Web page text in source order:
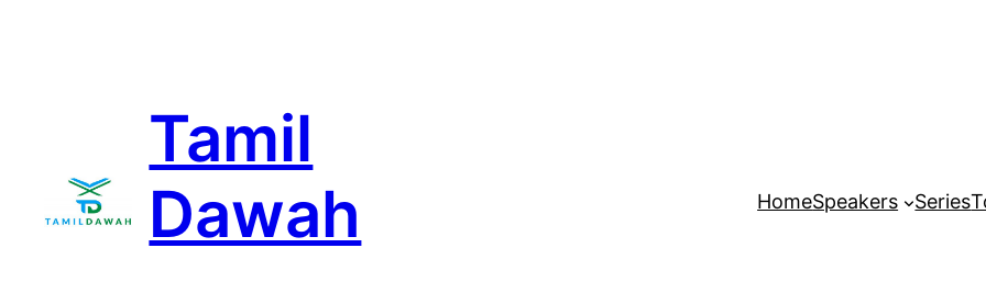
Tamil
Dawah
HomeSpeakers Series